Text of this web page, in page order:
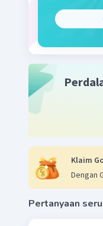
Klaim
Dengan
Pertanyaan